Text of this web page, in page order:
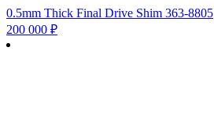
0.5mm Thick Final Drive Shim 363-8805
200 000 ₽